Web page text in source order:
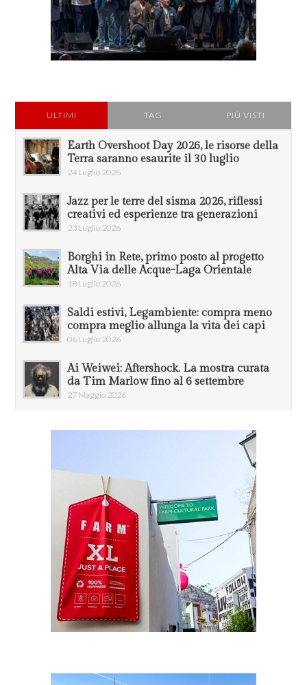
ULTIMI TAG PIÙ VISTI
Earth Overshoot Day 2026, le risorse della
Terra saranno esaurite il 30 luglio
24 Luglio 2026
Jazz per le terre del sisma 2026, riflessi
creativi ed esperienze tra generazioni
23 Luglio 2026
Borghi in Rete, primo posto al progetto
Alta Via delle Acque-Laga Orientale
18 Luglio 2026
Saldi estivi, Legambiente: compra meno
compra meglio allunga la vita dei capi
06 Luglio 2026
Ai Weiwei: Aftershock. La mostra curata
da Tim Marlow fino al 6 settembre
27 Maggio 2026